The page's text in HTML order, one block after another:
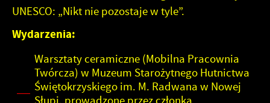
UNESCO: „Nikt nie pozostaje w tyle”.
Wydarzenia:
Warsztaty ceramiczne (Mobilna Pracownia
Twórcza) w Muzeum Starożytnego Hutnictwa
Świętokrzyskiego im. M. Radwana w Nowej